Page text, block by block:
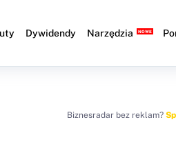
Dywidendy Narzędzia
Biznesradar bez reklam?